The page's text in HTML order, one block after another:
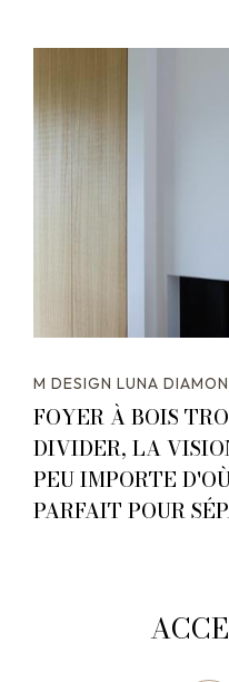
M DESIGN LUNA
FOYER À BOIS
DIVIDER, LA
PEU IMPORTE
PARFAIT POUR